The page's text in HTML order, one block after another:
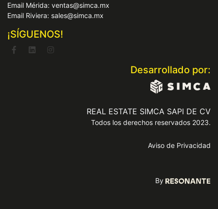
Email Mérida: ventas@simca.mx
Email Riviera: sales@simca.mx
¡SÍGUENOS!
Desarrollado por:
REAL ESTATE SIMCA SAPI DE CV
Todos los derechos reservados 2023.
Aviso de Privacidad
By